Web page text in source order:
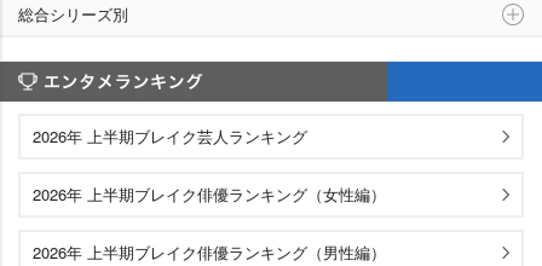
総合シリーズ別
2026年 上半期ブレイク芸人ランキング
2026年 上半期ブレイク俳優ランキング（女性編）
2026年 上半期ブレイク俳優ランキング（男性編）